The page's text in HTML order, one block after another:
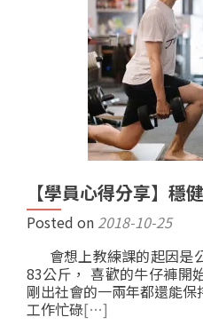
【學員心得分享】穩
Posted on 2018-10-25
會想上教練課的起因是
83公斤， 喜歡的牛仔褲開
剛出社會的一兩年都還能保
工作忙碌[…]